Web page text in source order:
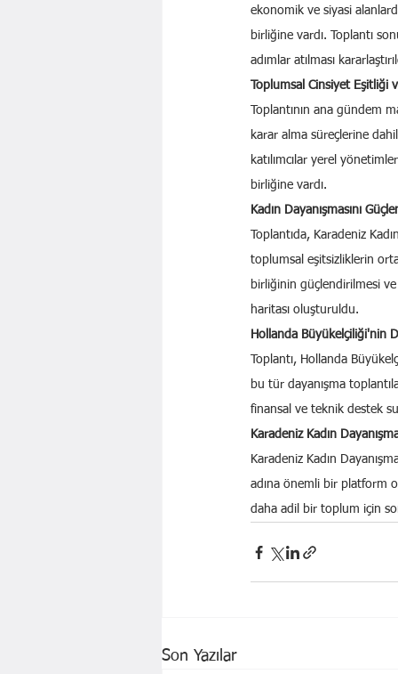
ekonomik ve siyasi
birliğine vardı. Toplantı
adımlar atılması
Toplumsal Cinsiyet Eşitliği
Toplantının ana gündem
karar alma süreçlerine
katılımcılar yerel
birliğine vardı.
Kadın Dayanışmasını
Toplantıda, Karadeniz
toplumsal eşitsizliklerin
birliğinin güçlendirilmesi
haritası oluşturuldu.
Hollanda Büyükelçiliği'nin
Toplantı, Hollanda
bu tür dayanışma
finansal ve teknik destek
Karadeniz Kadın
Karadeniz Kadın
adına önemli bir platform
daha adil bir toplum için
Son Yazılar